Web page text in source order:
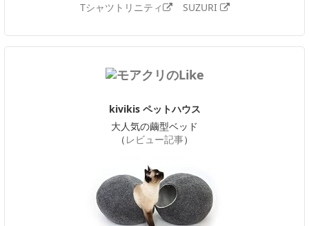
Tシャツトリニティ
SUZURI
kivikis ペットハウス
大人気の繭型ベッド
（ レビュー記事）